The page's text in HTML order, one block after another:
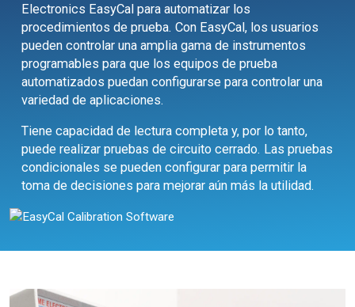
Electronics EasyCal para automatizar los
procedimientos de prueba. Con EasyCal, los usuarios
pueden controlar una amplia gama de instrumentos
programables para que los equipos de prueba
automatizados puedan configurarse para controlar una
variedad de aplicaciones.
Tiene capacidad de lectura completa y, por lo tanto,
puede realizar pruebas de circuito cerrado. Las pruebas
condicionales se pueden configurar para permitir la
toma de decisiones para mejorar aún más la utilidad.